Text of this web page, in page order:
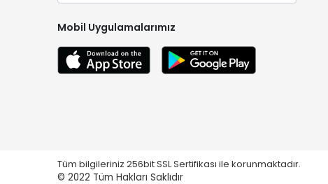
Mobil Uygulamalarımız
Tüm bilgileriniz 256bit SSL Sertifikası ile korunmaktadır.
© 2022 Tüm Hakları Saklıdır